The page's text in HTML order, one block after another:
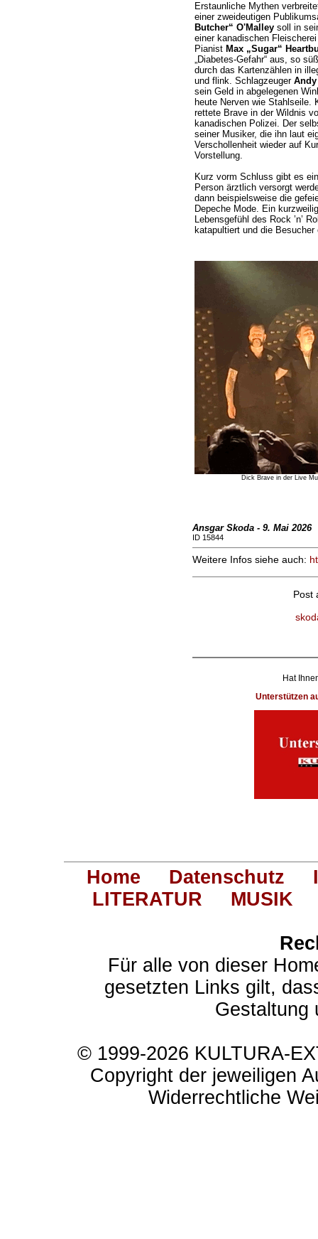
Erstaunliche Mythen
einer zweideutigen
Butcher“ O'Malleysoll in
einer kanadischen
Pianist Max „Sugar“
„Diabetes-Gefahr“ aus, so
durch das Kartenzählen in
und flink. Schlagzeuger Andy
sein Geld in abgelegenen
heute Nerven wie Stahlseile.
rettete Brave in der Wildnis
kanadischen Polizei. Der
seiner Musiker, die ihn laut
Verschollenheit wieder auf
Vorstellung.
Kurz vorm Schluss gibt es
Person ärztlich versorgt
dann beispielsweise die
Depeche Mode. Ein
Lebensgefühl des Rock ’n’
katapultiert und die
Dick Brave in der Live
Ansgar Skoda - 9. Mai 2026
ID 15844
Weitere Infos siehe auch:
Post
Hat
Unterstützen
Home Datenschutz
LITERATUR
MUSIK
Für alle von dieser
gesetzten Links gilt,
Gestaltung
© 1999-2026 KULTURA-
Copyright der jeweiligen
Widerrechtliche